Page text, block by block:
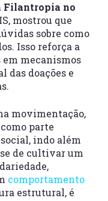
Filantropia no
mostrou que
sobre como
Isso reforça a
mecanismos
das doações e
movimentação,
parte
indo além
de cultivar um
comportamento
estrutural, é